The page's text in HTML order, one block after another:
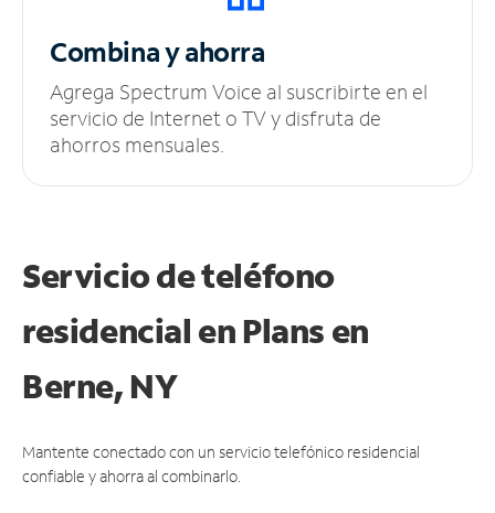
Combina y ahorra
Agrega Spectrum Voice al suscribirte en el
servicio de Internet o TV y disfruta de
ahorros mensuales.
Servicio de teléfono
residencial en Plans en
Berne, NY
Mantente conectado con un servicio telefónico residencial
confiable y ahorra al combinarlo.